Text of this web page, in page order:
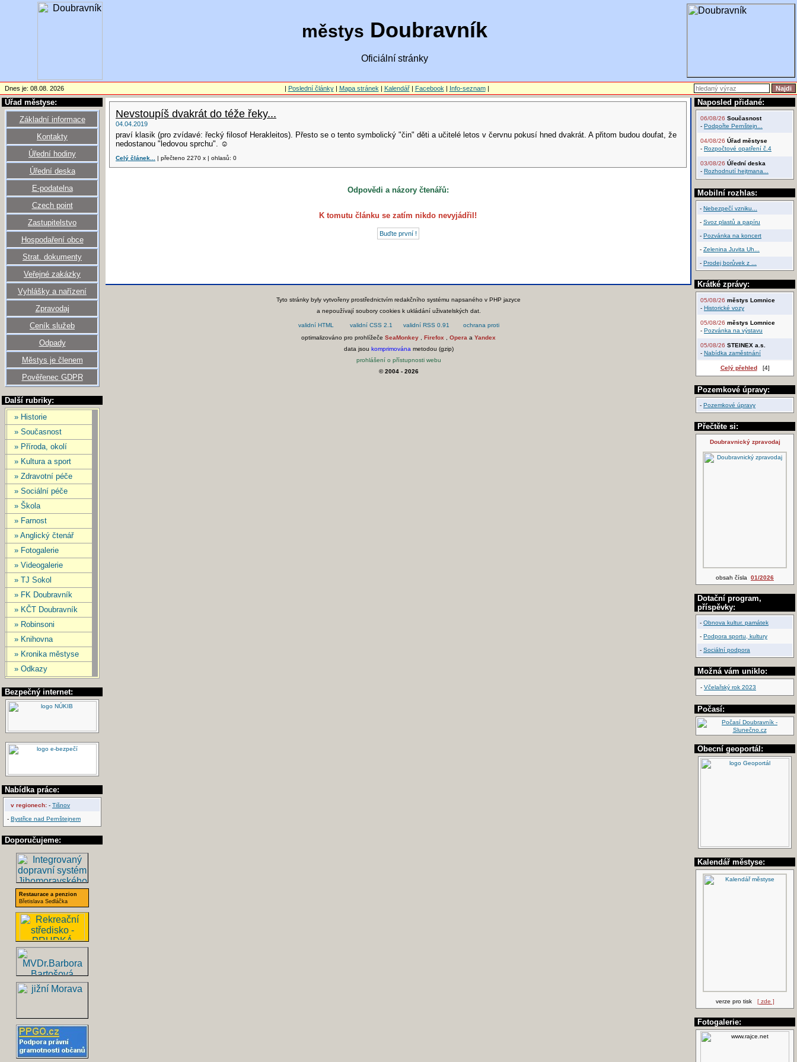
městys Doubravník
Oficiální stránky
Dnes je: 08.08. 2026 | Poslední články| Mapa stránek | Kalendář| Facebook | Info-seznam|
Úřad městyse:
Základní informace
Kontakty
Úřední hodiny
Úřední deska
E-podatelna
Czech point
Zastupitelstvo
Hospodaření obce
Strat. dokumenty
Veřejné zakázky
Vyhlášky a nařízení
Zpravodaj
Ceník služeb
Odpady
Městys je členem
Pověřenec GDPR
Další rubriky:
» Historie
» Současnost
» Příroda, okolí
» Kultura a sport
» Zdravotní péče
» Sociální péče
» Škola
» Farnost
» Anglický čtenář
» Fotogalerie
» Videogalerie
» TJ Sokol
» FK Doubravník
» KČT Doubravník
» Robinsoni
» Knihovna
» Kronika městyse
» Odkazy
Bezpečný internet:
Nabídka práce:
v regionech: - Tišnov
- Bystřice nad Pernštejnem
Doporučujeme:
Restaurace a penzion
Břetislava Sedláčka
Naposled přidané:
06/08/26 Současnost
- Podpořte Pernštejn...
04/08/26 Úřad městyse
- Rozpočtové opatření č.4
03/08/26 Úřední deska
- Rozhodnutí hejtmana...
Mobilní rozhlas:
- Nebezpečí vzniku...
- Svoz plastů a papíru
- Pozvánka na koncert
- Zelenina Juvita Uh...
- Prodej borůvek z ...
Krátké zprávy:
05/08/26 městys Lomnice
- Historické vozy
05/08/26 městys Lomnice
- Pozvánka na výstavu
05/08/26 STEINEX a.s.
- Nabídka zaměstnání
Celý přehled[4]
Pozemkové úpravy:
- Pozemkové úpravy
Přečtěte si:
Doubravnický zpravodaj
obsah čísla 01/2026
Dotační program,
příspěvky:
- Obnova kultur. památek
- Podpora sportu, kultury
- Sociální podpora
Možná vám uniklo:
- Včelařský rok 2023
Počasí:
Obecní geoportál:
Kalendář městyse:
verze pro tisk [ zde ]
Fotogalerie:
Nevstoupíš dvakrát do téže řeky...
04.04.2019
praví klasik (pro zvídavé: řecký filosof Herakleitos). Přesto se o tento symbolický "čin" děti a učitelé letos v červnu pokusí hned dvakrát. A přitom budou doufat, že
nedostanou "ledovou sprchu". ☺
Celý článek... | přečteno 2270 x | ohlasů: 0
Odpovědi a názory čtenářů:
K tomutu článku se zatím nikdo nevyjádřil!
Tyto stránky byly vytvořeny prostřednictvím redakčního systému napsaného v PHP jazyce
a nepoužívají soubory cookies k ukládání uživatelských dat.
optimalizováno pro prohlížeče SeaMonkey Firefox Opera a Yandex
data jsou komprimována metodou (gzip)
prohlášení o přístupnosti webu
© 2004 - 2026